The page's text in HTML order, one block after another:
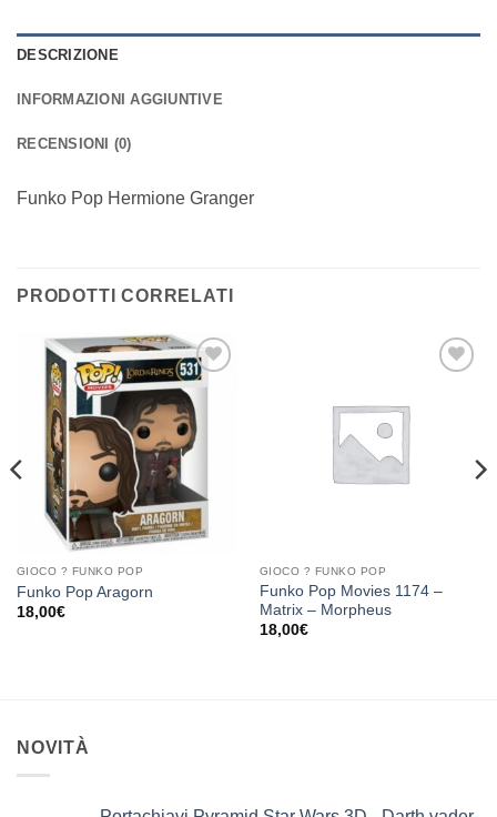
DESCRIZIONE
INFORMAZIONI AGGIUNTIVE
RECENSIONI (0)
Funko Pop Hermione Granger
PRODOTTI CORRELATI
Aggiungi
alla lista
dei
desideri
GIOCO ? FUNKO POP
Funko Pop Aragorn
18,00€
GIOCO ? FUNKO POP
Funko Pop Movies 1174 –
Matrix – Morpheus
18,00€
NOVITÀ